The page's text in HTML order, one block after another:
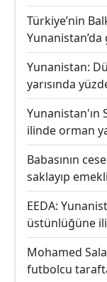
Türkiye’nin
Yunanistan:
yarısında
Yunanistan'ın
ilinde orman
Babasının
saklayıp
EEDA:
üstünlüğüne
Mohamed
futbolcu